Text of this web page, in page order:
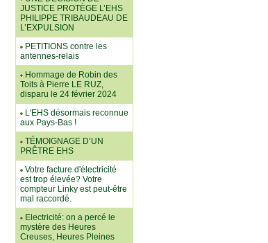
JUSTICE PROTÈGE L’EHS
PHILIPPE TRIBAUDEAU DE
L’EXPULSION
PETITIONS contre les
antennes-relais
Hommage de Robin des
Toits à Pierre LE RUZ,
disparu le 24 février 2024
L'EHS désormais reconnue
aux Pays-Bas !
TÉMOIGNAGE D’UN
PRÊTRE EHS
Votre facture d'électricité
est trop élevée? Votre
compteur Linky est peut-être
mal raccordé.
Electricité: on a percé le
mystère des Heures
Creuses, Heures Pleines